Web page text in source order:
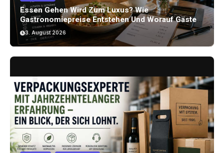
Essen Gehen Wird Zum Luxus? Wie
Gastronomiepreise Entstehen Und Worauf Gäste
Achten Können
3. August 2026